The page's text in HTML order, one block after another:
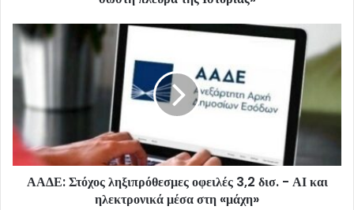
ΑΑΔΕ: Στόχος ληξιπρόθεσμες οφειλές 3,2 δισ. - ΑΙ και
ηλεκτρονικά μέσα στη «μάχη»